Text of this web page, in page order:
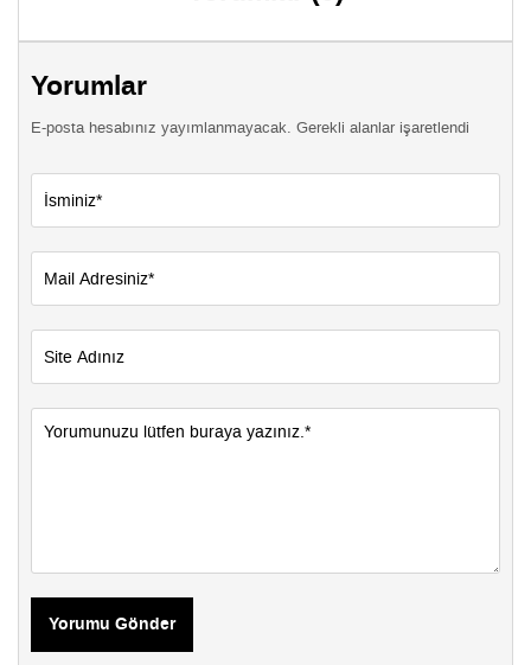
Yorumlar
E-posta hesabınız yayımlanmayacak. Gerekli alanlar işaretlendi
Yorumu Gönder